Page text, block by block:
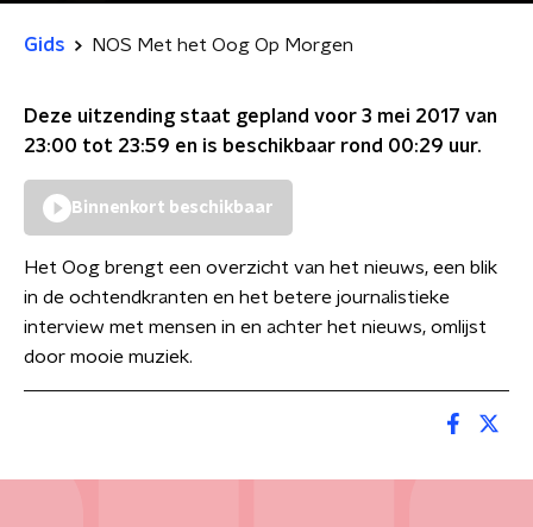
Gids NOS Met het Oog Op Morgen
Deze uitzending staat gepland voor 3 mei 2017 van
23:00 tot 23:59 en is beschikbaar rond 00:29 uur.
Binnenkort beschikbaar
Het Oog brengt een overzicht van het nieuws, een blik
in de ochtendkranten en het betere journalistieke
interview met mensen in en achter het nieuws, omlijst
door mooie muziek.